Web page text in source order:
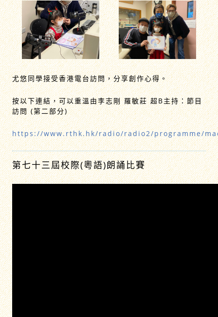
尤悠同學接受香港電台訪問，分享創作心得。
按以下連結，可以重溫由李志剛 羅敏莊 超B主持：節目
訪問 (第二部分)
https://www.rthk.hk/radio/radio2/programme/
第七十三屆校際(粵語)朗誦比賽